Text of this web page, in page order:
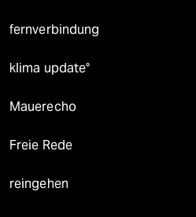
fernverbindung
klima update°
Mauerecho
Freie Rede
reingehen